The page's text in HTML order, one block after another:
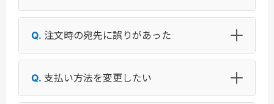
注文時の宛先に誤りがあった
支払い方法を変更したい